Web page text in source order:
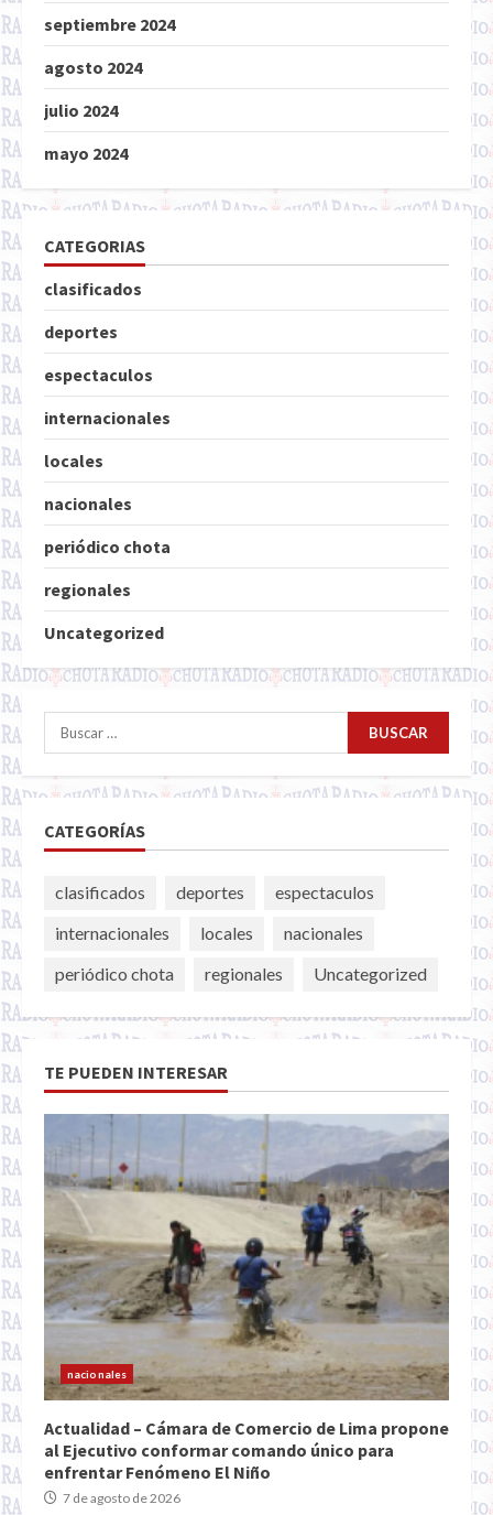
septiembre 2024
agosto 2024
julio 2024
mayo 2024
CATEGORIAS
clasificados
deportes
espectaculos
internacionales
locales
nacionales
periódico chota
regionales
Uncategorized
Buscar:
CATEGORÍAS
clasificados deportes
espectaculos
internacionales
locales
nacionales
periódico chota
regionales Uncategorized
TE PUEDEN INTERESAR
nacionales
Actualidad – Cámara de Comercio de Lima propone
al Ejecutivo conformar comando único para
enfrentar Fenómeno El Niño
7 de agosto de 2026